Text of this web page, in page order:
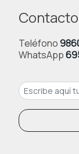
Contacto
Teléfono
WhatsApp